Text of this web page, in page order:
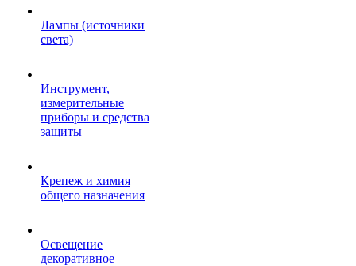
Лампы (источники
света)
Инструмент,
измерительные
приборы и средства
защиты
Крепеж и химия
общего назначения
Освещение
декоративное